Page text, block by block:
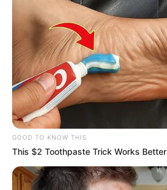
GOOD TO KNOW THIS
This $2 Toothpaste Trick Works